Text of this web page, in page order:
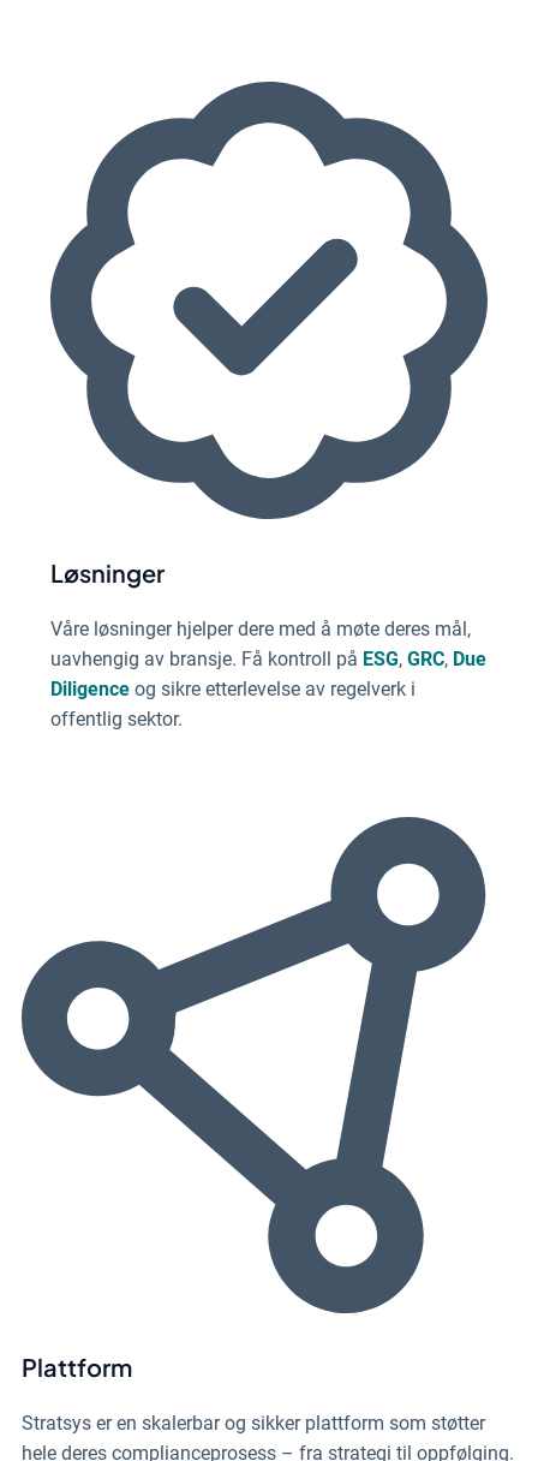
Løsninger
Våre løsninger hjelper dere med å møte deres mål,
uavhengig av bransje. Få kontroll på ESG, GRC, Due
Diligenceog sikre etterlevelse av regelverk i
offentlig sektor.
Plattform
Stratsys er en skalerbar og sikker plattform som støtter
hele deres complianceprosess – fra strategi til oppfølging.